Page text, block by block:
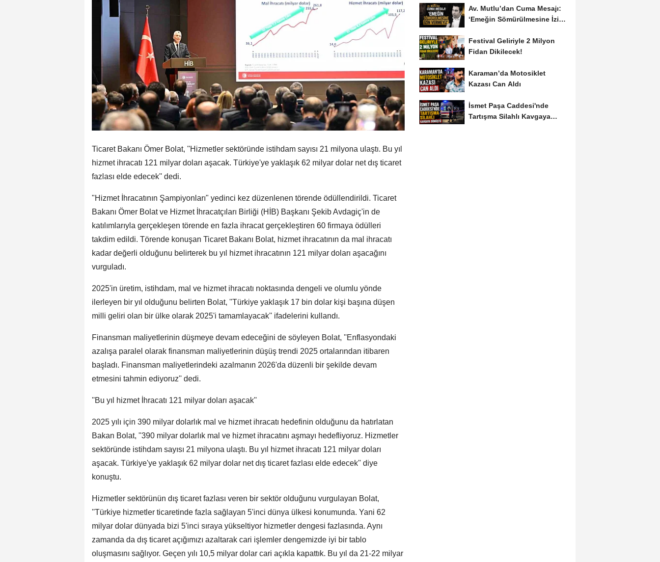
Ticaret Bakanı Ömer Bolat, ''Hizmetler sektöründe istihdam sayısı 21 milyona ulaştı. Bu yıl
hizmet ihracatı 121 milyar doları aşacak. Türkiye'ye yaklaşık 62 milyar dolar net dış ticaret
fazlası elde edecek'' dedi.
"Hizmet İhracatının Şampiyonları" yedinci kez düzenlenen törende ödüllendirildi. Ticaret
Bakanı Ömer Bolat ve Hizmet İhracatçıları Birliği (HİB) Başkanı Şekib Avdagiç'in de
katılımlarıyla gerçekleşen törende en fazla ihracat gerçekleştiren 60 firmaya ödülleri
takdim edildi. Törende konuşan Ticaret Bakanı Bolat, hizmet ihracatının da mal ihracatı
kadar değerli olduğunu belirterek bu yıl hizmet ihracatının 121 milyar doları aşacağını
vurguladı.
2025'in üretim, istihdam, mal ve hizmet ihracatı noktasında dengeli ve olumlu yönde
ilerleyen bir yıl olduğunu belirten Bolat, ''Türkiye yaklaşık 17 bin dolar kişi başına düşen
milli geliri olan bir ülke olarak 2025'i tamamlayacak'' ifadelerini kullandı.
Finansman maliyetlerinin düşmeye devam edeceğini de söyleyen Bolat, ''Enflasyondaki
azalışa paralel olarak finansman maliyetlerinin düşüş trendi 2025 ortalarından itibaren
başladı. Finansman maliyetlerindeki azalmanın 2026'da düzenli bir şekilde devam
etmesini tahmin ediyoruz'' dedi.
''Bu yıl hizmet İhracatı 121 milyar doları aşacak''
2025 yılı için 390 milyar dolarlık mal ve hizmet ihracatı hedefinin olduğunu da hatırlatan
Bakan Bolat, ''390 milyar dolarlık mal ve hizmet ihracatını aşmayı hedefliyoruz. Hizmetler
sektöründe istihdam sayısı 21 milyona ulaştı. Bu yıl hizmet ihracatı 121 milyar doları
aşacak. Türkiye'ye yaklaşık 62 milyar dolar net dış ticaret fazlası elde edecek'' diye
konuştu.
Hizmetler sektörünün dış ticaret fazlası veren bir sektör olduğunu vurgulayan Bolat,
''Türkiye hizmetler ticaretinde fazla sağlayan 5'inci dünya ülkesi konumunda. Yani 62
milyar dolar dünyada bizi 5'inci sıraya yükseltiyor hizmetler dengesi fazlasında. Aynı
zamanda da dış ticaret açığımızı azaltarak cari işlemler dengemizde iyi bir tablo
oluşmasını sağlıyor. Geçen yılı 10,5 milyar dolar cari açıkla kapattık. Bu yıl da 21-22 milyar
Av. Mutlu’dan Cuma Mesajı:
‘Emeğin Sömürülmesine İzin
Festival Geliriyle 2 Milyon
Fidan Dikilecek!
Karaman’da Motosiklet
Kazası Can Aldı
İsmet Paşa Caddesi'nde
Tartışma Silahlı Kavgaya